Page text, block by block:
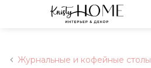
Журнальные и кофейные столы